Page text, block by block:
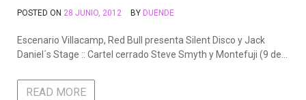
POSTED ON 28 JUNIO, 2012 BY DUENDE
Escenario Villacamp, Red Bull presenta Silent Disco y Jack
Daniel´s Stage :: Cartel cerrado Steve Smyth y Montefuji (9 de…
READ MORE